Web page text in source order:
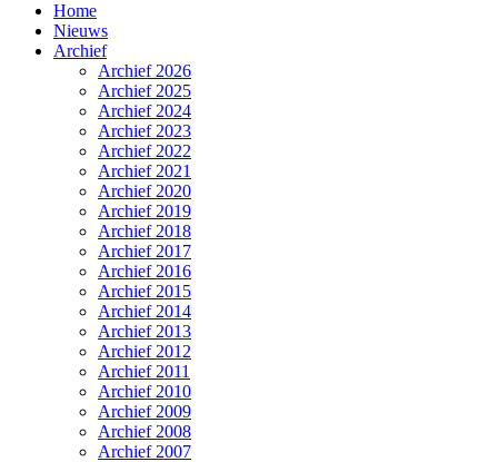
Home
Nieuws
Archief
Archief 2026
Archief 2025
Archief 2024
Archief 2023
Archief 2022
Archief 2021
Archief 2020
Archief 2019
Archief 2018
Archief 2017
Archief 2016
Archief 2015
Archief 2014
Archief 2013
Archief 2012
Archief 2011
Archief 2010
Archief 2009
Archief 2008
Archief 2007